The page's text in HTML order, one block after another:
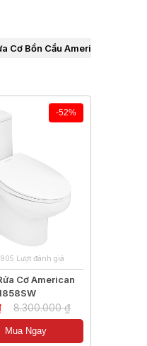
Cơ Bồn Cầu American
-52%
905 Lượt đánh giá
Cơ American
8.300.000 ₫
Mua Ngay